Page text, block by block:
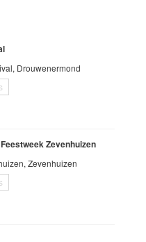
Drouwenermond
Zevenhuizen
Zevenhuizen